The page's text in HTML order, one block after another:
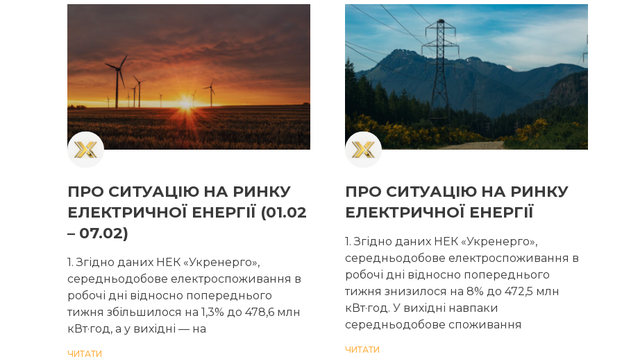
ПРО СИТУАЦІЮ НА РИНКУ
ЕЛЕКТРИЧНОЇ ЕНЕРГІЇ (01.02
– 07.02)
1. Згідно даних НЕК «Укренерго»,
середньодобове електроспоживання в
робочі дні відносно попереднього
тижня збільшилося на 1,3% до 478,6 млн
кВт·год, а у вихідні — на
ЧИТАТИ
ПРО СИТУАЦІЮ НА РИНКУ
ЕЛЕКТРИЧНОЇ ЕНЕРГІЇ
1. Згідно даних НЕК «Укренерго»,
середньодобове електроспоживання в
робочі дні відносно попереднього
тижня знизилося на 8% до 472,5 млн
кВт·год. У вихідні навпаки
середньодобове споживання
ЧИТАТИ